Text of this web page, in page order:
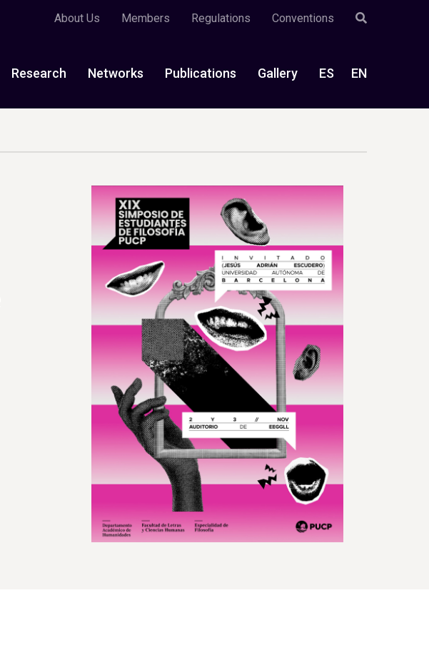
About Us Members Regulations Conventions
Research Networks Publications Gallery ES EN